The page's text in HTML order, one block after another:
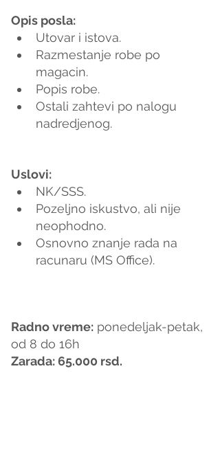
Opis posla:
Utovar i istova.
Razmestanje robe po
magacin.
Popis robe.
Ostali zahtevi po nalogu
nadredjenog.
Uslovi:
NK/SSS.
Pozeljno iskustvo, ali nije
neophodno.
Osnovno znanje rada na
racunaru (MS Office).
Radno vreme: ponedeljak-petak,
od 8 do 16h
Zarada: 65.000 rsd.